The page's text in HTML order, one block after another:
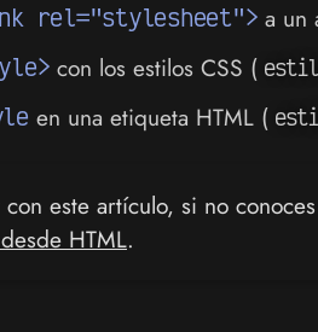
rel="stylesheet"> a un
con los estilos CSS (
en una etiqueta HTML (
este artículo, si no
HTML.